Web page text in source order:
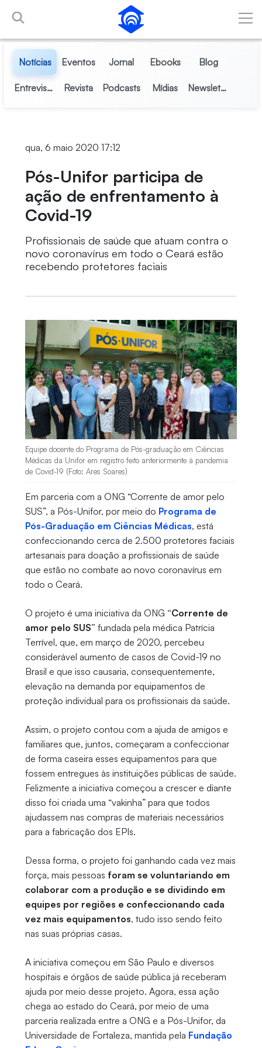
Pular para o Conteúdo principal
Notícias Eventos Jornal Ebooks Blog
Entrevistas Revista Podcasts Mídias Newsletter
qua, 6 maio 2020 17:12
Pós-Unifor participa de
ação de enfrentamento à
Covid-19
Profissionais de saúde que atuam contra o
novo coronavírus em todo o Ceará estão
recebendo protetores faciais
Equipe docente do Programa de Pós-graduação em Ciências
Médicas da Unifor em registro feito anteriormente à pandemia
de Covid-19 (Foto: Ares Soares)
Em parceria com a ONG “Corrente de amor pelo
SUS”, a Pós-Unifor, por meio do Programa de
Pós-Graduação em Ciências Médicas, está
confeccionando cerca de 2.500 protetores faciais
artesanais para doação a profissionais de saúde
que estão no combate ao novo coronavírus em
todo o Ceará.
O projeto é uma iniciativa da ONG “Corrente de
amor pelo SUS” fundada pela médica Patrícia
Terrível, que, em março de 2020, percebeu
considerável aumento de casos de Covid-19 no
Brasil e que isso causaria, consequentemente,
elevação na demanda por equipamentos de
proteção individual para os profissionais da saúde.
Assim, o projeto contou com a ajuda de amigos e
familiares que, juntos, começaram a confeccionar
de forma caseira esses equipamentos para que
fossem entregues às instituições públicas de saúde.
Felizmente a iniciativa começou a crescer e diante
disso foi criada uma “vakinha” para que todos
ajudassem nas compras de materiais necessários
para a fabricação dos EPIs.
Dessa forma, o projeto foi ganhando cada vez mais
força, mais pessoas foram se voluntariando em
colaborar com a produção e se dividindo em
equipes por regiões e confeccionando cada
vez mais equipamentos, tudo isso sendo feito
nas suas próprias casas.
A iniciativa começou em São Paulo e diversos
hospitais e órgãos de saúde pública já receberam
ajuda por meio desse projeto. Agora, essa ação
chega ao estado do Ceará, por meio de uma
parceria realizada entre a ONG e a Pós-Unifor, da
Universidade de Fortaleza, mantida pela Fundação